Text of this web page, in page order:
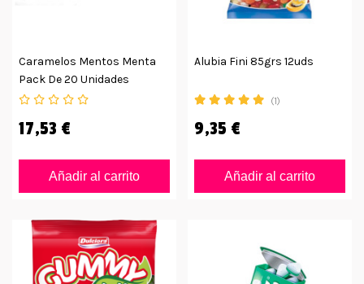
Caramelos Mentos Menta
Pack De 20 Unidades
17,53 €
Añadir al carrito
Alubia Fini 85grs 12uds
(1)
9,35 €
Añadir al carrito